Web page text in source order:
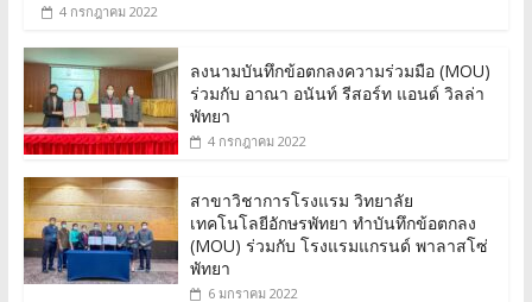
4 กรกฎาคม 2022
ลงนามบันทึกข้อตกลงความร่วมมือ (MOU)
ร่วมกับ อาณา อนันท์ รีสอร์ท แอนด์ วิลล่า
พัทยา
4 กรกฎาคม 2022
สาขาวิชาการโรงแรม วิทยาลัย
เทคโนโลยีอักษรพัทยา ทำบันทึกข้อตกลง
(MOU) ร่วมกับ โรงแรมแกรนด์ พาลาสโซ่
พัทยา
6 มกราคม 2022